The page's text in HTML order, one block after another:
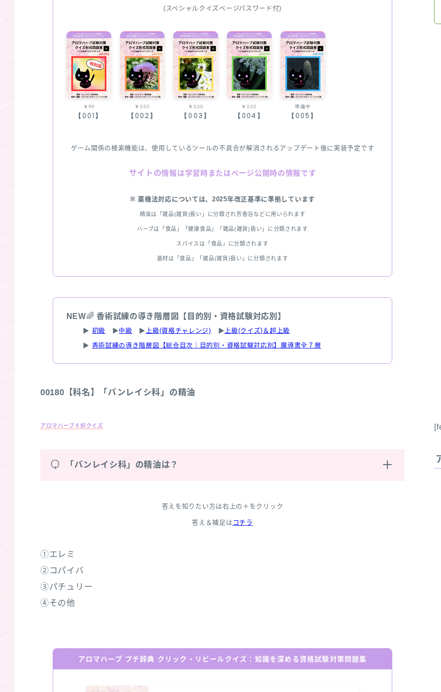
(スペシャルクイズページパスワード付)
￥99
【001】
￥330
【002】
￥330
【003】
￥330
【004】
準備中
【005】
ゲーム関係の検索機能は、使用しているツールの不具合が解消されるアップデート後に実装予定です
サイトの情報は学習時またはページ公開時の情報です
※ 薬機法対応については、2025年改正基準に準拠しています
精油は「雑品(雑貨)扱い」に分類され芳香浴などに用いられます
ハーブは「食品」「健康食品」「雑品(雑貨)扱い」に分類されます
スパイスは「食品」に分類されます
基材は「食品」「雑品(雑貨)扱い」に分類されます
NEW🌈香術試練の導き階層図【目的別・資格試験対応別】
▶ 初級 ▶中級 ▶ 上級(資格チャレンジ) ▶ 上級(クイズ)＆超上級
▶ 香術試練の導き階層図【総合目次｜目的別・資格試験対応別】魔導書全７層
00180【科名】「バンレイシ科」の精油
アロマハーブ４択クイズ
Q 「バンレイシ科」の精油は？
答えを知りたい方は右上の＋をクリック
答え＆補足は コチラ
①エレミ
②コパイバ
③パチュリー
④その他
アロマハーブ プチ辞典 クリック・リビールクイズ：知識を深める資格試験対策問題集